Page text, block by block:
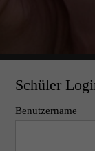
Schüler
Benutzername